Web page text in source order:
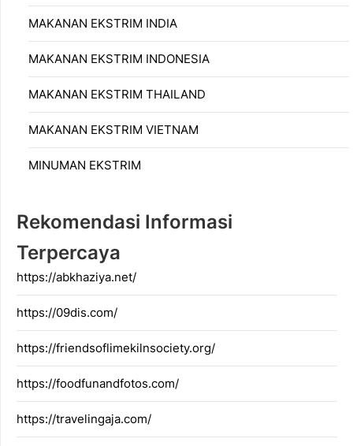
MAKANAN EKSTRIM INDIA
MAKANAN EKSTRIM INDONESIA
MAKANAN EKSTRIM THAILAND
MAKANAN EKSTRIM VIETNAM
MINUMAN EKSTRIM
Rekomendasi Informasi
Terpercaya
https://abkhaziya.net/
https://09dis.com/
https://friendsoflimekilnsociety.org/
https://foodfunandfotos.com/
https://travelingaja.com/